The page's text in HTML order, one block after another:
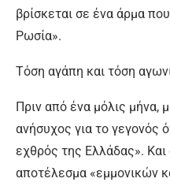
βρίσκεται σε ένα άρμα
Ρωσία».
Τόση αγάπη και τόση
Πριν από ένα μόλις μήνα,
ανήσυχος για το γεγονός
εχθρός της Ελλάδας». Και
αποτέλεσμα «εμμονικών